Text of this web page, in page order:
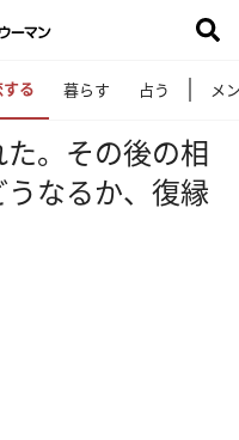
る 暮らす 占う メ
。その後の相
なるか、復縁